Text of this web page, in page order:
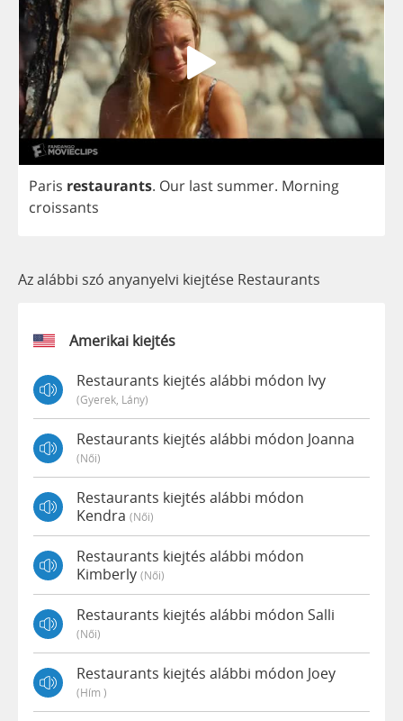
Paris restaurants. Our last summer. Morning
croissants
Az alábbi szó anyanyelvi kiejtése Restaurants
Amerikai kiejtés
Restaurants kiejtés alábbi módon Ivy
(gyerek, Lány)
Restaurants kiejtés alábbi módon Joanna
(női)
Restaurants kiejtés alábbi módon
Kendra (női)
Restaurants kiejtés alábbi módon
Kimberly (női)
Restaurants kiejtés alábbi módon Salli
(női)
Restaurants kiejtés alábbi módon Joey
(hím )